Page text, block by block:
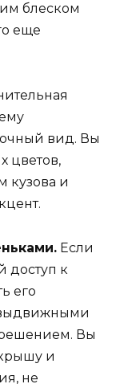
блеском
еще
вид. Вы
цветов,
кузова и
Если
доступ к
его
Вы
и
не